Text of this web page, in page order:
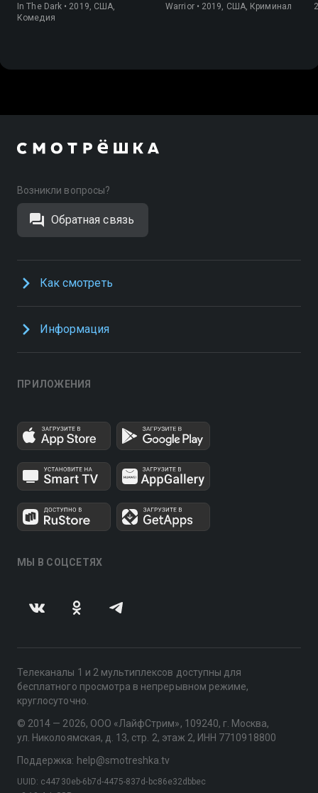
In The Dark • 2019, США,
Комедия
Warrior • 2019, США, Криминал
Возникли вопросы?
Обратная связь
Как смотреть
Информация
ПРИЛОЖЕНИЯ
МЫ В СОЦСЕТЯХ
Телеканалы 1 и 2 мультиплексов доступны для
бесплатного просмотра в непрерывном режиме,
круглосуточно.
© 2014 — 2026, ООО «ЛайфСтрим», 109240, г. Москва,
ул. Николоямская, д. 13, стр. 2, этаж 2, ИНН 7710918800
Поддержка: help@smotreshka.tv
UUID: c44730eb-6b7d-4475-837d-bc86e32dbbec